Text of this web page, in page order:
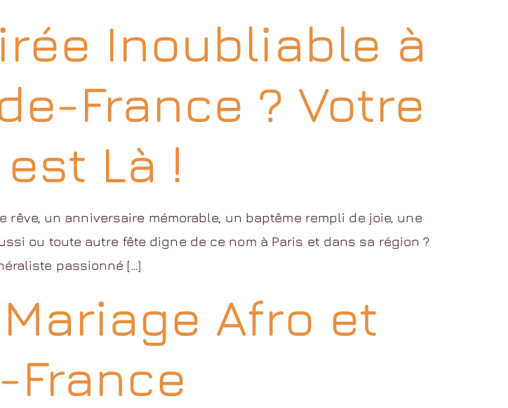
Inoubliable à
France ? Votre
Là !
un anniversaire mémorable, un baptême rempli de joie, une
ou toute autre fête digne de ce nom à Paris et dans sa région ?
passionné […]
Afro et